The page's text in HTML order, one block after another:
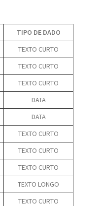
TIPO DE DADO
TEXTO CURTO
TEXTO CURTO
TEXTO CURTO
DATA
DATA
TEXTO CURTO
TEXTO CURTO
TEXTO CURTO
TEXTO LONGO
TEXTO CURTO